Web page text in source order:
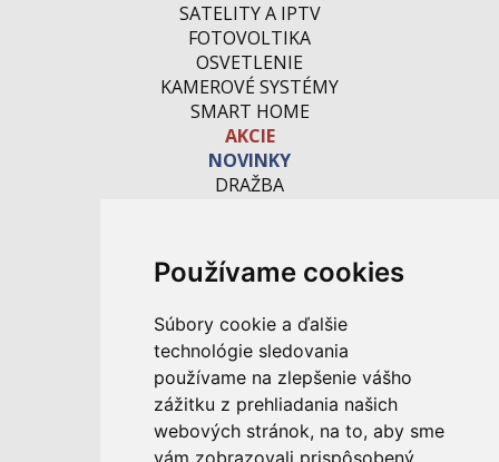
Používame cookies
Súbory cookie a ďalšie
technológie sledovania
používame na zlepšenie vášho
zážitku z prehliadania našich
webových stránok, na to, aby sme
vám zobrazovali prispôsobený
SATELITY A IPTV
FOTOVOLTIKA
OSVETLENIE
KAMEROVÉ SYSTÉMY
SMART HOME
AKCIE
NOVINKY
DRAŽBA
M. Rázusa 4795/34
955 01 Topoľčany
Slovenská republika
E-mail: info@abcom.sk
Tel: +421 38 53 62 611